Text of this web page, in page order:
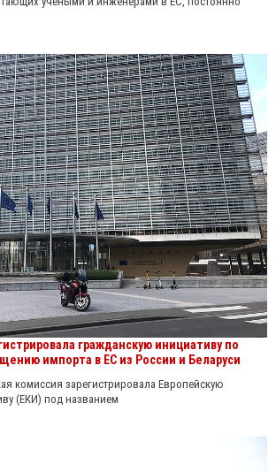
гражданскую инициативу по
импорта в ЕС из России и Беларуси
комиссия зарегистрировала Европейскую
(ЕКИ) под названием